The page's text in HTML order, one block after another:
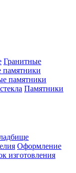
Гранитные
памятники
памятники
Памятники
Оформление
изготовления